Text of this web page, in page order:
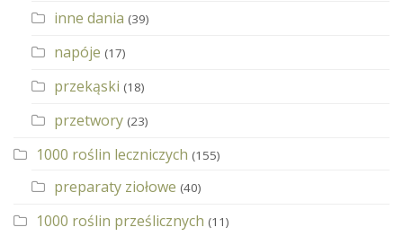
inne dania (39)
napóje (17)
przekąski (18)
przetwory (23)
1000 roślin leczniczych (155)
preparaty ziołowe (40)
1000 roślin prześlicznych (11)